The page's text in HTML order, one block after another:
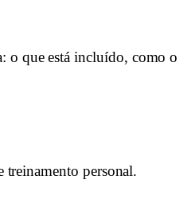
o que está incluído, como o
treinamento personal.